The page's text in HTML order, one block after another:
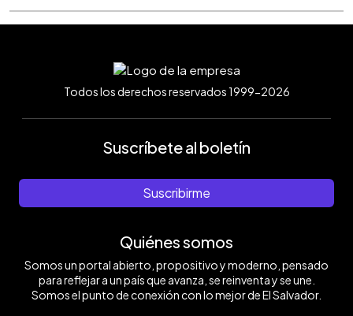
Todos los derechos reservados 1999-2026
Suscríbete al boletín
Suscribirme
Quiénes somos
Somos un portal abierto, propositivo y moderno, pensado
para reflejar a un país que avanza, se reinventa y se une.
Somos el punto de conexión con lo mejor de El Salvador.